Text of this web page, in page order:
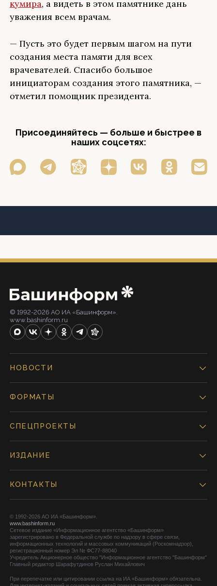
кумира, а видеть в этом памятнике дань
уважения всем врачам.
— Пусть это будет первым шагом на пути
создания места памяти для всех
врачевателей. Спасибо большое
инициаторам создания этого памятника, —
отметил помощник президента.
Присоединяйтесь — больше и быстрее в
наших соцсетях:
© 1992-2026 АО ИА «Башинформ».
www.bashinform.ru
НОВОСТИ
ФОРМАТЫ
СПЕЦПРОЕКТЫ
ИЗДАНИЕ
КОНТАКТЫ
© 1992-2026 АО ИА «Башинформ».
www.bashinform.ru
Сетевое издание «Информационное агентство «Башинформ»
зарегистрировано в Федеральной службе по надзору в сфере связи,
информационных технологий и массовых коммуникаций (Роскомнадзор),
регистрационный номер Эл № ФС77-88040
Учредитель Акционерное общество "Информационное агентство "Башинформ"
Главный редактор Шарафутдинов Руслан Михайлович
При перепечатке или цитировании ссылка на ИА «Башинформ» обязательна.